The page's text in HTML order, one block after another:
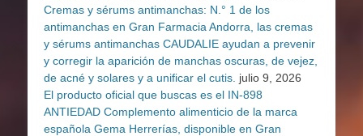
Cremas y sérums antimanchas: N.° 1 de los
antimanchas en Gran Farmacia Andorra, las cremas
y sérums antimanchas CAUDALIE ayudan a prevenir
y corregir la aparición de manchas oscuras, de vejez,
de acné y solares y a unificar el cutis. julio 9, 2026
El producto oficial que buscas es el IN-898
ANTIEDAD Complemento alimenticio de la marca
española Gema Herrerías, disponible en Gran